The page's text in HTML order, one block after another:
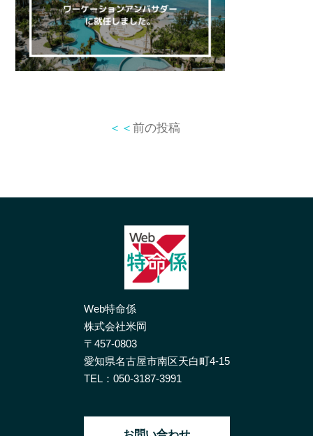
＜＜ 前の投稿
Web特命係
株式会社米岡
〒457-0803
愛知県名古屋市南区天白町4-15
TEL： 050-3187-3991